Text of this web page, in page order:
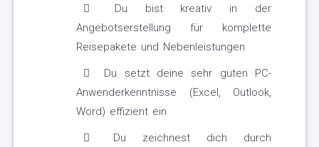
Du bist kreativ in der
Angebotserstellung für komplette
Reisepakete und Nebenleistungen
Du setzt deine sehr guten PC-
Anwenderkenntnisse (Excel, Outlook,
Word) effizient ein
Du zeichnest dich durch